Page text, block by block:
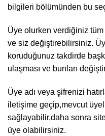
bilgileri bölümünden bu
Üye olurken verdiğiniz
ve siz değiştirebilirsiniz.
koruduğunuz takdirde
ulaşması ve bunları
Üye adı veya şifrenizi
iletişime geçip,mevcut
sağlayabilir,daha sonra
üye olabilirsiniz.